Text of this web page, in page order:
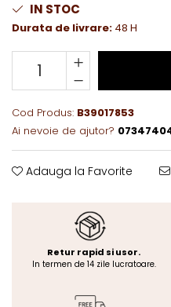
IN STOC
Durata de livrare: 48 H
Cod Produs: B39017853
Ai nevoie de ajutor?
Adauga la Favorite
Retur rapid si usor.
In termen de 14 zile lucratoare.